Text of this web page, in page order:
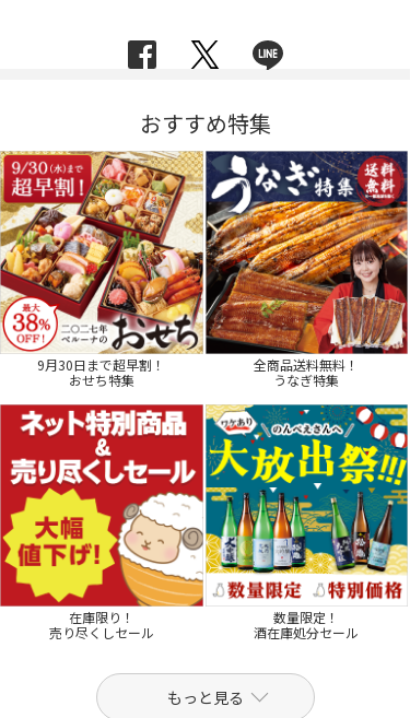
おすすめ特集
9月30日まで超早割！
おせち特集
全商品送料無料！
うなぎ特集
在庫限り！
売り尽くしセール
数量限定！
酒在庫処分セール
もっと見る